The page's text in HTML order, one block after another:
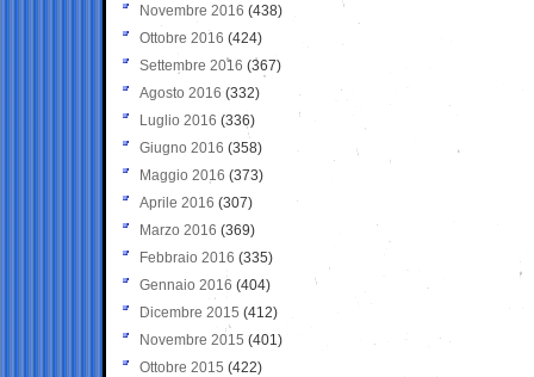
Novembre 2016 (438)
Ottobre 2016 (424)
Settembre 2016 (367)
Agosto 2016 (332)
Luglio 2016 (336)
Giugno 2016 (358)
Maggio 2016 (373)
Aprile 2016 (307)
Marzo 2016 (369)
Febbraio 2016 (335)
Gennaio 2016 (404)
Dicembre 2015 (412)
Novembre 2015 (401)
Ottobre 2015 (422)